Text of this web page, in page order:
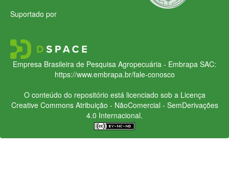
Suportado por
Empresa Brasileira de Pesquisa Agropecuária - Embrapa SAC:
https://www.embrapa.br/fale-conosco
O conteúdo do repositório está licenciado sob a Licença
Creative CommonsAtribuição - NãoComercial - SemDerivações
4.0 Internacional.